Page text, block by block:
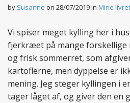
by Susanne on 28/07/2019in Mine
Vi spiser meget kylling her i
fjerkræet på mange forskellige
og frisk sommerret, som
kartoflerne, men dyppelse er
mening. Jeg steger kyllingen i
tager låget af, og giver den en